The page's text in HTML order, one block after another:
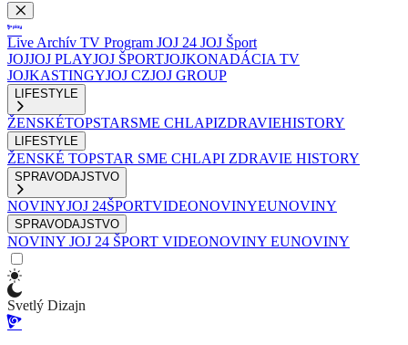
Live Archív TV Program JOJ 24 JOJ Šport
JOJJOJ PLAYJOJ ŠPORTJOJKONADÁCIA TV
JOJKASTINGYJOJ CZJOJ GROUP
LIFESTYLE
ŽENSKÉTOPSTARSME CHLAPIZDRAVIEHISTORY
LIFESTYLE
ŽENSKÉ TOPSTAR SME CHLAPI ZDRAVIE HISTORY
SPRAVODAJSTVO
NOVINYJOJ 24ŠPORTVIDEONOVINYEUNOVINY
SPRAVODAJSTVO
NOVINY JOJ 24 ŠPORT VIDEONOVINY EUNOVINY
Svetlý Dizajn